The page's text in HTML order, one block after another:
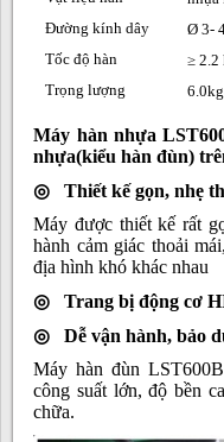
Đường kính dây
Tốc độ hàn
Trọng lượng
Ø 3-
≥ 2.2
6.0kg
Máy hàn nhựa
nhựa(kiểu hàn đùn)
◎ Thiết kế gọn, nhẹ
Máy được thiết kế rất
hành cảm giác thoải
địa hình khó khác nhau
◎ Trang bị động cơ
◎ Dễ vận hành, bảo
Máy hàn đùn
công suất lớn, độ bền
chữa.